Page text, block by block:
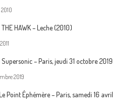
THE HAWK – Leche (2010)
Supersonic – Paris, jeudi 31 octobre 2019
2019
Point Éphémère – Paris, samedi 16 avril